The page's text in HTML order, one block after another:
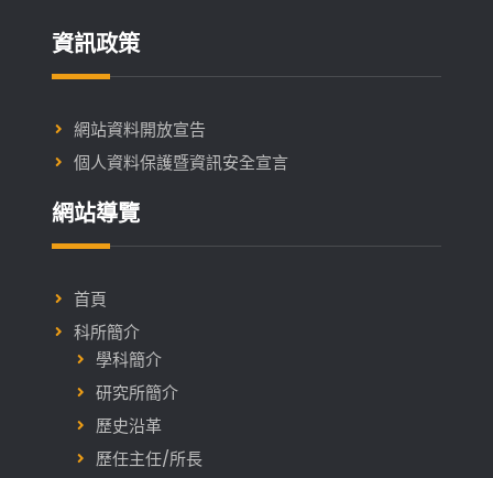
資訊政策
網站資料開放宣告
個人資料保護暨資訊安全宣言
網站導覽
首頁
科所簡介
學科簡介
研究所簡介
歷史沿革
歷任主任/所長